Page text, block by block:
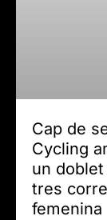
Cap de
Cycling
un
tres
femenina